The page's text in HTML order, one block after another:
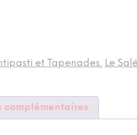
et Tapenades, Le Salé
complémentaires